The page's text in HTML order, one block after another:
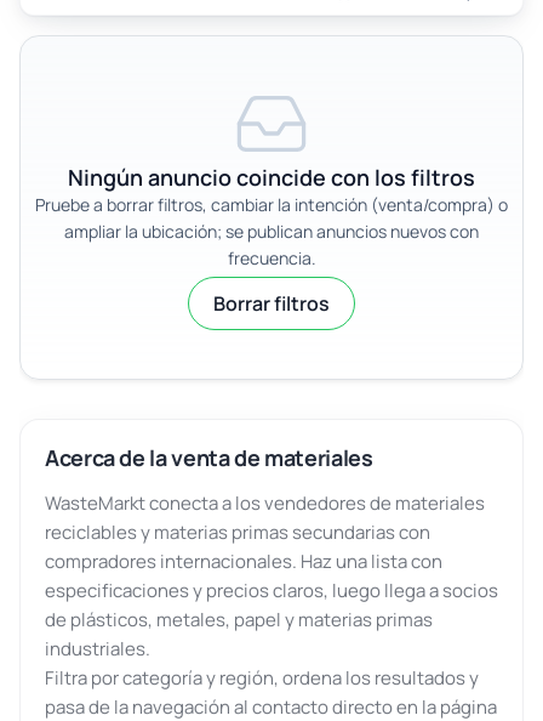
Ningún anuncio coincide con los filtros
Pruebe a borrar filtros, cambiar la intención (venta/compra) o
ampliar la ubicación; se publican anuncios nuevos con
frecuencia.
Borrar filtros
Acerca de la venta de materiales
WasteMarkt conecta a los vendedores de materiales
reciclables y materias primas secundarias con
compradores internacionales. Haz una lista con
especificaciones y precios claros, luego llega a socios
de plásticos, metales, papel y materias primas
industriales.
Filtra por categoría y región, ordena los resultados y
pasa de la navegación al contacto directo en la página